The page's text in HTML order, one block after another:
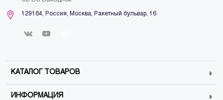
129164, Россия, Москва, Ракетный бульвар, 16
КАТАЛОГ ТОВАРОВ
ИНФОРМАЦИЯ